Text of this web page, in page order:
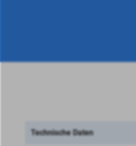
Technische Daten